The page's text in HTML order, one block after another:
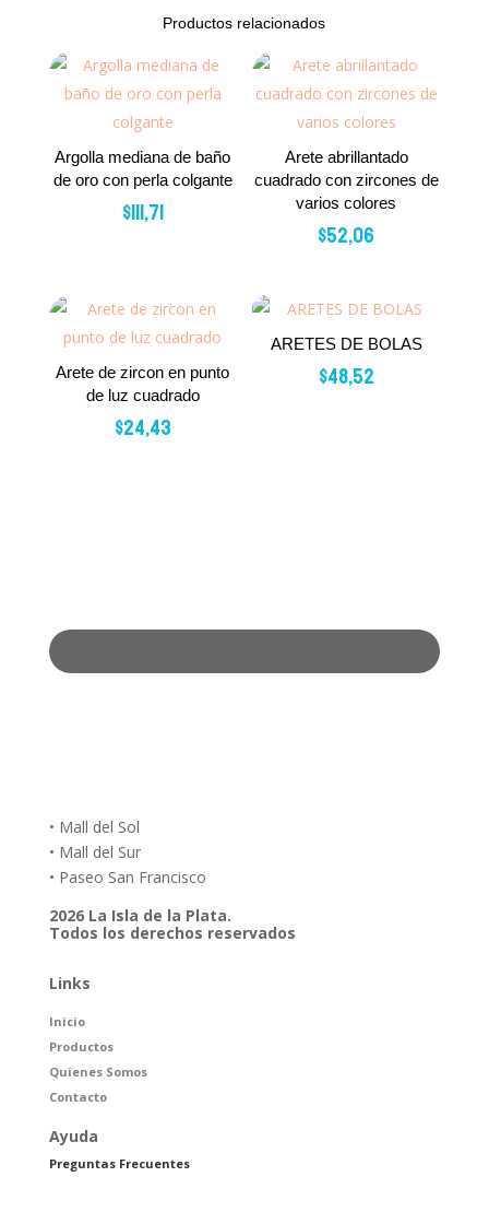
Productos relacionados
Argolla mediana de baño
de oro con perla colgante
$111,71
Arete abrillantado
cuadrado con zircones de
varios colores
$52,06
Arete de zircon en punto
de luz cuadrado
$24,43
ARETES DE BOLAS
$48,52
• Mall del Sol
• Mall del Sur
• Paseo San Francisco
2026 La Isla de la Plata.
Todos los derechos reservados
Links
Inicio
Productos
Quienes Somos
Contacto
Ayuda
Preguntas Frecuentes